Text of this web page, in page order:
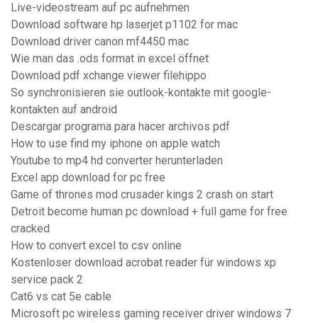
Live-videostream auf pc aufnehmen
Download software hp laserjet p1102 for mac
Download driver canon mf4450 mac
Wie man das .ods format in excel öffnet
Download pdf xchange viewer filehippo
So synchronisieren sie outlook-kontakte mit google-
kontakten auf android
Descargar programa para hacer archivos pdf
How to use find my iphone on apple watch
Youtube to mp4 hd converter herunterladen
Excel app download for pc free
Game of thrones mod crusader kings 2 crash on start
Detroit become human pc download + full game for free
cracked
How to convert excel to csv online
Kostenloser download acrobat reader für windows xp
service pack 2
Cat6 vs cat 5e cable
Microsoft pc wireless gaming receiver driver windows 7